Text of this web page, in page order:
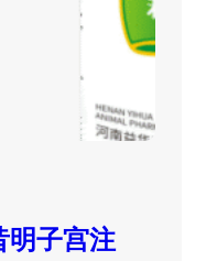
子宫注